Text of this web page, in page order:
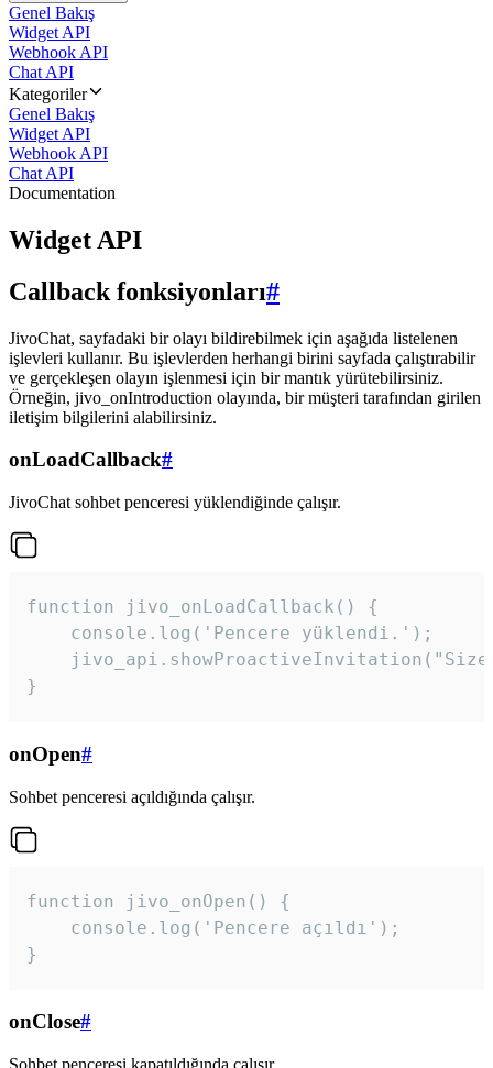
Genel Bakış
Widget API
Webhook API
Chat API
Kategoriler
Genel Bakış
Widget API
Webhook API
Chat API
Documentation
Widget API
Callback fonksiyonları#
JivoChat, sayfadaki bir olayı bildirebilmek için aşağıda listelenen
işlevleri kullanır. Bu işlevlerden herhangi birini sayfada çalıştırabilir
ve gerçekleşen olayın işlenmesi için bir mantık yürütebilirsiniz.
Örneğin, jivo_onIntroduction olayında, bir müşteri tarafından girilen
iletişim bilgilerini alabilirsiniz.
onLoadCallback#
JivoChat sohbet penceresi yüklendiğinde çalışır.
function jivo_onLoadCallback() {
    console.log('Pencere yüklendi.');
}
onOpen#
Sohbet penceresi açıldığında çalışır.
function jivo_onOpen() {
    console.log('Pencere açıldı');
}
onClose#
Sohbet penceresi kapatıldığında çalışır.